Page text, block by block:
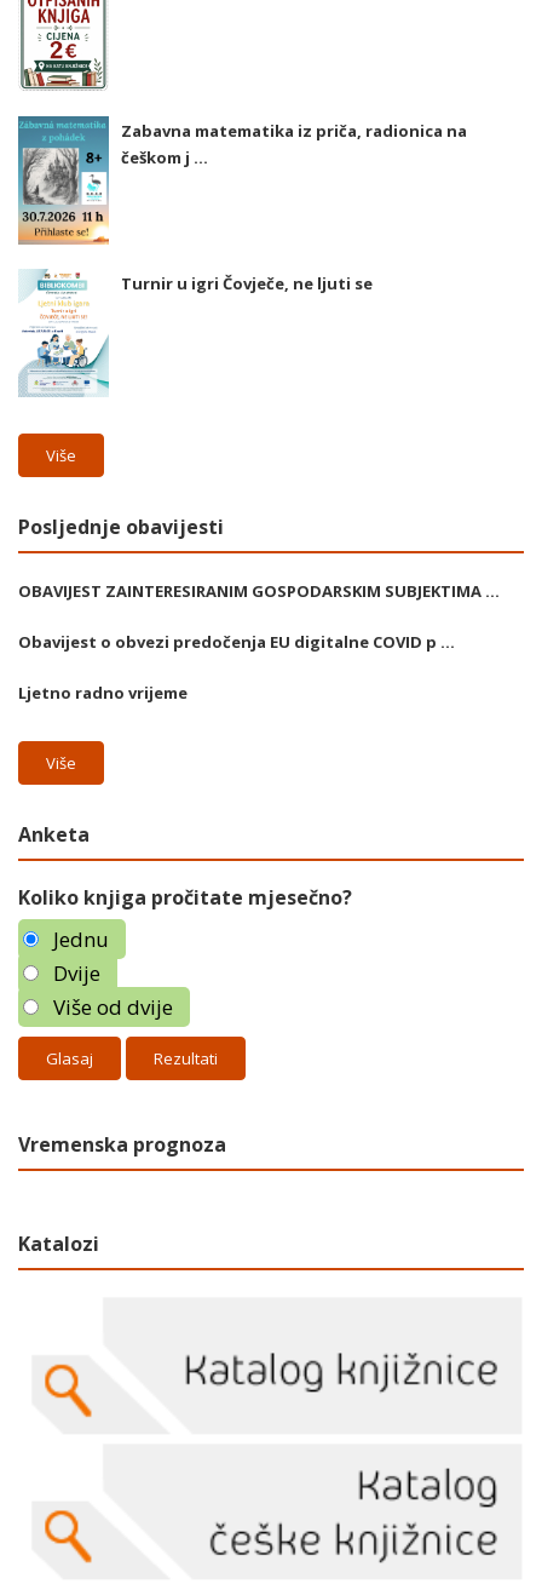
Zabavna matematika iz priča, radionica na
češkom j ...
Turnir u igri Čovječe, ne ljuti se
Više
Posljednje obavijesti
OBAVIJEST ZAINTERESIRANIM GOSPODARSKIM SUBJEKTIMA ...
Obavijest o obvezi predočenja EU digitalne COVID p ...
Ljetno radno vrijeme
Više
Anketa
Koliko knjiga pročitate mjesečno?
Jednu
Dvije
Više od dvije
Rezultati
Vremenska prognoza
Katalozi